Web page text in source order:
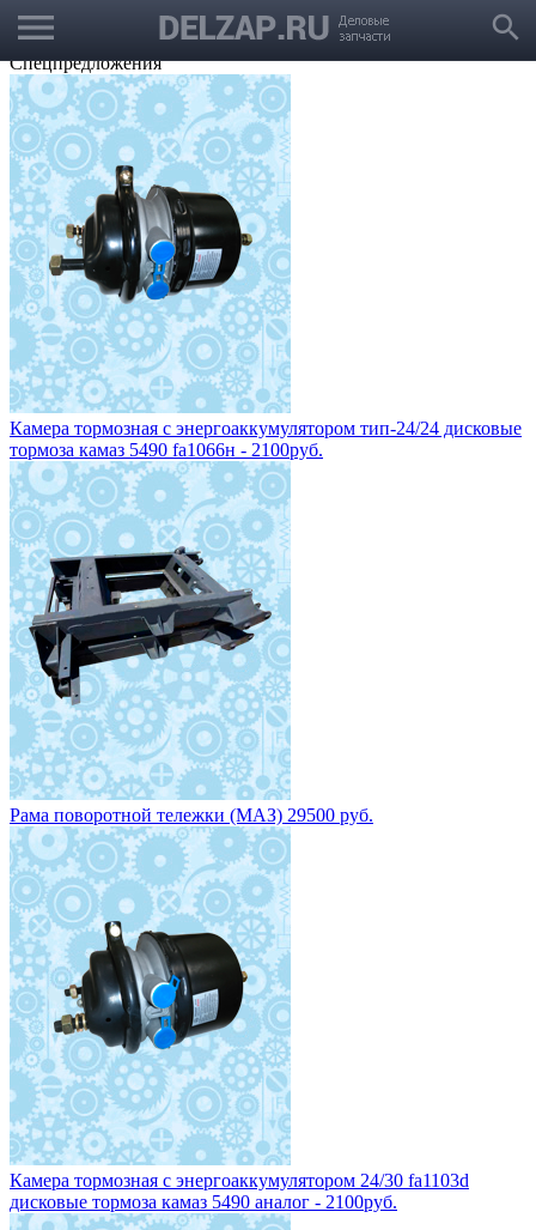
menu search
Выбрать город
Корзина
Заказать звонок
Спецпредложения
Камера тормозная с энергоаккумулятором тип-24/24 дисковые
тормоза камаз 5490 fa1066н - 2100руб.
Рама поворотной тележки (МАЗ) 29500 руб.
Камера тормозная с энергоаккумулятором 24/30 fa1103d
дисковые тормоза камаз 5490 аналог - 2100руб.